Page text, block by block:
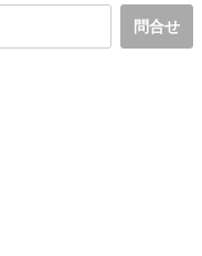
問合せ